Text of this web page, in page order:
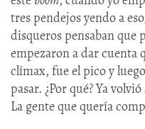
tres pendejos yendo a
disqueros pensaban que
empezaron a dar cuenta
clímax, fue el pico y
pasar. ¿Por qué? Ya
La gente que quería